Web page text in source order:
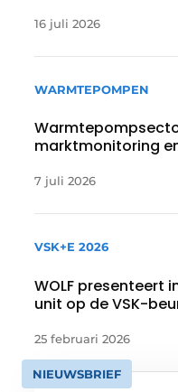
16 juli 2026
WARMTEPOMPEN
marktmonitoring
7 juli 2026
VSK+E 2026
WOLF presenteert
unit op de VSK-
25 februari 2026
NIEUWSBRIEF